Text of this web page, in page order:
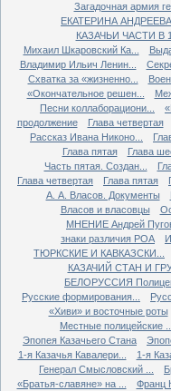
Загадочная армия
ЕКАТЕРИНА АНДРЕЕВА
КАЗАЧЬИ ЧАСТИ В
Михаил Шкаровский Ка...
Владимир Ильич Ленин...
Схватка за «жизненно...
«Окончательное решен...
Песни коллаборациони...
продолжение
Глава четвертая
Рассказ Ивана Никоно...
Глава пятая
Глава
Часть пятая. Создан...
Глава четвертая
Глава пятая
А. А. Власов. Документы
Власов и власовцы
МНЕНИЕ Андрей
знаки различия РОА
ТЮРКСКИЕ И КАВКАЗСКИ...
КАЗАЧИЙ СТАН И
БЕЛОРУССИЯ
Русские формирования...
«Хиви» и восточные роты
Местные полицейские ...
Эпопея Казачьего Стана
1-я Казачья Кавалери...
1-я
Генерал Смысловский ...
«Братья-славяне» на ...
Франц